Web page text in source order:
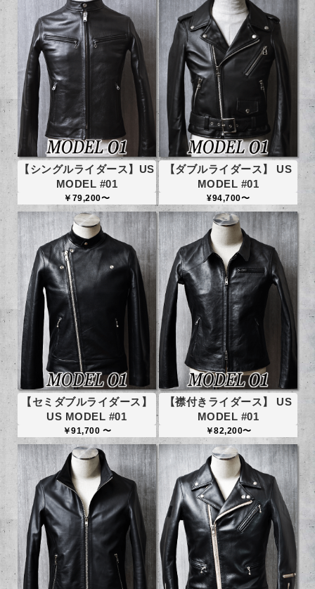
【シングルライダース】US
MODEL #01
￥79,200〜
【ダブルライダース】 US
MODEL #01
¥94,700〜
【セミダブルライダース】
US MODEL #01
￥91,700 〜
【襟付きライダース】 US
MODEL #01
￥82,200〜